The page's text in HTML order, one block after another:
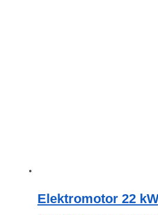
Elektromotor 22